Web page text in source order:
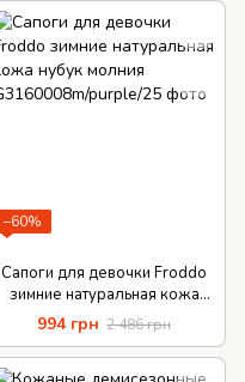
−60%
Сапоги для девочки Froddo
зимние натуральная кожа
нубук молния
994 грн 2 486 грн